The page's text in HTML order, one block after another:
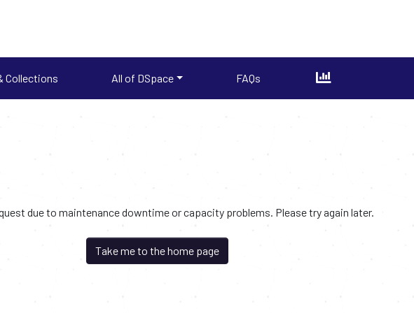
Collections All of DSpace FAQs
due to maintenance downtime or capacity problems. Please try again later.
Take me to the home page